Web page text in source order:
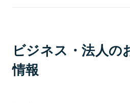
ビジネス・法人の
情報